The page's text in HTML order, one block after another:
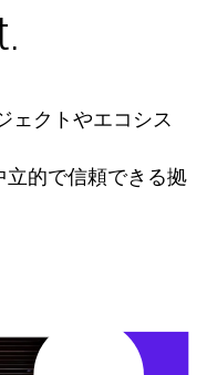
ェクトやエコシス
的で信頼できる拠